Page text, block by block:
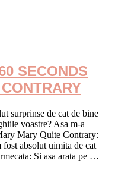
SECONDS
surprinse de cat de bine
voastre? Asa m-a
Mary Quite Contrary:
absolut uimita de cat
Si asa arata pe …